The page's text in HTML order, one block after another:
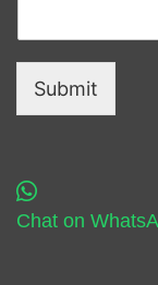
Submit
Chat on